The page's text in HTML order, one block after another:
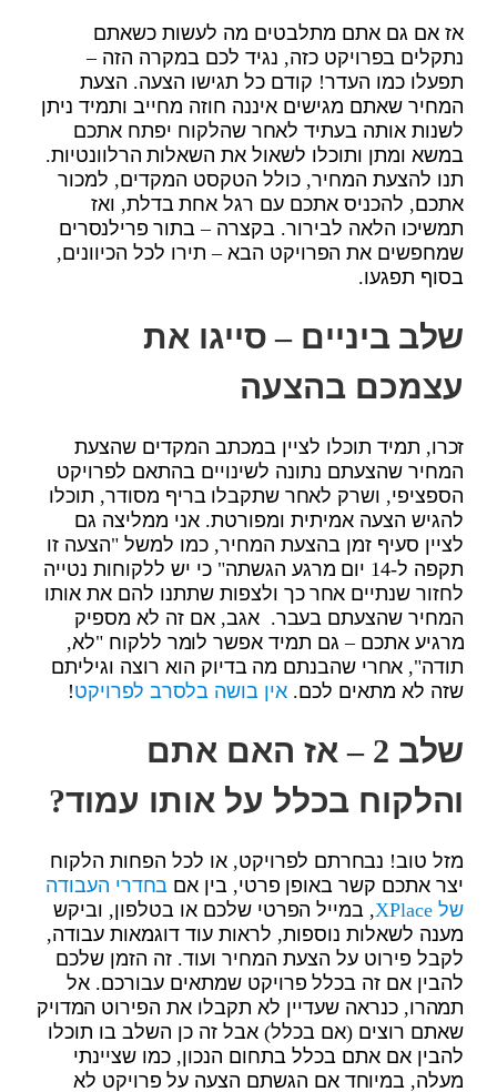
אז אם גם אתם מתלבטים מה לעשות כשאתם
נתקלים בפרויקט כזה, נגיד לכם במקרה הזה –
תפעלו כמו העדר! קודם כל תגישו הצעה. הצעת
המחיר שאתם מגישים איננה חוזה מחייב ותמיד ניתן
לשנות אותה בעתיד לאחר שהלקוח יפתח אתכם
במשא ומתן ותוכלו לשאול את השאלות הרלוונטיות.
תנו להצעת המחיר, כולל הטקסט המקדים, למכור
אתכם, להכניס אתכם עם רגל אחת בדלת, ואז
תמשיכו הלאה לבירור. בקצרה – בתור פרילנסרים
שמחפשים את הפרויקט הבא – תירו לכל הכיוונים,
בסוף תפגעו.
שלב ביניים – סייגו את
עצמכם בהצעה
זכרו, תמיד תוכלו לציין במכתב המקדים שהצעת
המחיר שהצעתם נתונה לשינויים בהתאם לפרויקט
הספציפי, ושרק לאחר שתקבלו בריף מסודר, תוכלו
להגיש הצעה אמיתית ומפורטת. אני ממליצה גם
לציין סעיף זמן בהצעת המחיר, כמו למשל "הצעה זו
תקפה ל-14 יום מרגע הגשתה" כי יש ללקוחות נטייה
לחזור שנתיים אחר כך ולצפות שתתנו להם את אותו
המחיר שהצעתם בעבר. אגב, אם זה לא מספיק
מרגיע אתכם – גם תמיד אפשר לומר ללקוח "לא,
תודה", אחרי שהבנתם מה בדיוק הוא רוצה וגיליתם
שזה לא מתאים לכם. אין בושה בלסרב לפרויקט!
שלב 2 – אז האם אתם
והלקוח בכלל על אותו עמוד?
מזל טוב! נבחרתם לפרויקט, או לכל הפחות הלקוח
יצר אתכם קשר באופן פרטי, בין אם בחדרי העבודה
של XPlace
, במייל הפרטי שלכם או בטלפון, וביקש
מענה לשאלות נוספות, לראות עוד דוגמאות עבודה,
לקבל פירוט על הצעת המחיר ועוד. זה הזמן שלכם
להבין אם זה בכלל פרויקט שמתאים עבורכם. אל
תמהרו, כנראה שעדיין לא תקבלו את הפירוט המדויק
שאתם רוצים (אם בכלל) אבל זה כן השלב בו תוכלו
להבין אם אתם בכלל בתחום הנכון, כמו שציינתי
מעלה, במיוחד אם הגשתם הצעה על פרויקט לא